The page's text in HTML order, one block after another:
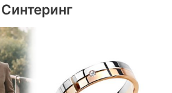
Синтеринг